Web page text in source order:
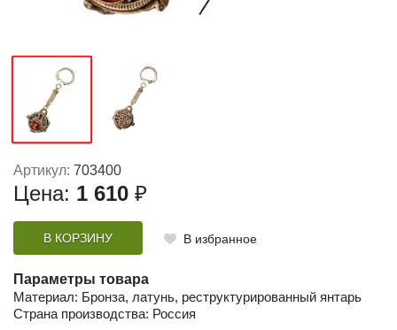
Артикул: 703400
Цена: 1 610 ₽
В КОРЗИНУ В избранное
Параметры товара
Материал: Бронза, латунь, реструктурированный янтарь
Страна производства: Россия